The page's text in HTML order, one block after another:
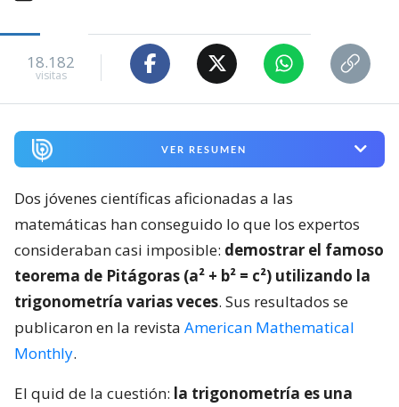
18.182
visitas
VER RESUMEN
Dos jóvenes científicas aficionadas a las
matemáticas han conseguido lo que los expertos
consideraban casi imposible: demostrar el famoso
teorema de Pitágoras (a² + b² = c²) utilizando la
trigonometría varias veces. Sus resultados se
publicaron en la revista American Mathematical
Monthly.
El quid de la cuestión: la trigonometría es una